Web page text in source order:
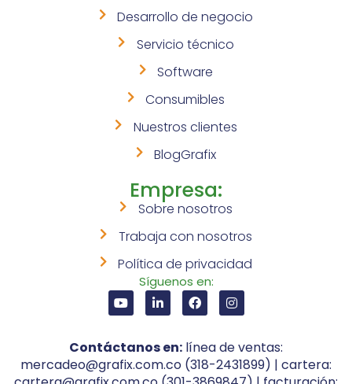
Desarrollo de negocio
Servicio técnico
Software
Consumibles
Nuestros clientes
BlogGrafix
Empresa:
Sobre nosotros
Trabaja con nosotros
Política de privacidad
Síguenos en:
Contáctanos en: línea de ventas:
mercadeo@grafix.com.co (318-2431899) | cartera: